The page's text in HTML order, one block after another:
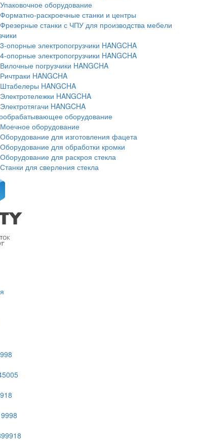
Упаковочное оборудование
Форматно-раскроечные станки и центры
Фрезерные станки с ЧПУ для производства мебели
3-опорные электропогрузчики HANGCHA
4-опорные электропогрузчики HANGCHA
Вилочные погрузчики HANGCHA
Ричтраки HANGCHA
Штабелеры HANGCHA
Электротележки HANGCHA
Электротягачи HANGCHA
оборудование
Моечное оборудование
Оборудование для изготовления фацета
Оборудование для обработки кромки
Оборудование для раскроя стекла
Станки для сверления стекла